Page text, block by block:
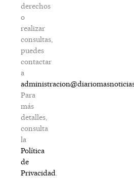
derechos
o
realizar
consultas,
puedes
contactar
a
Para
más
detalles,
consulta
la
Política
de
Privacidad